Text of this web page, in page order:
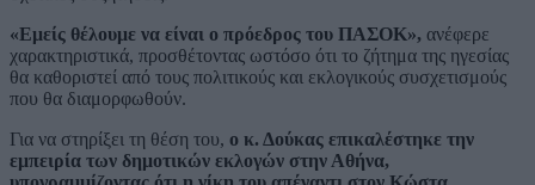
«Εμείς θέλουμε να είναι ο πρόεδρος του ΠΑΣΟΚ», ανέφερε
χαρακτηριστικά, προσθέτοντας ωστόσο ότι το ζήτημα της ηγεσίας
θα καθοριστεί από τους πολιτικούς και εκλογικούς συσχετισμούς
που θα διαμορφωθούν.
Για να στηρίξει τη θέση του, ο κ. Δούκας επικαλέστηκε την
εμπειρία των δημοτικών εκλογών στην Αθήνα,